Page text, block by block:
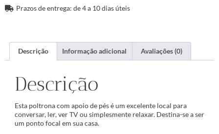
Prazos de entrega: de 4 a 10 dias úteis
Descrição Informação adicional Avaliações (0)
Descrição
Esta poltrona com apoio de pés é um excelente local para
conversar, ler, ver TV ou simplesmente relaxar. Destina-se a ser
um ponto focal em sua casa.